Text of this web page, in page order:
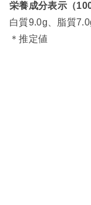
栄養成分表示（
白質9.0g、脂質
＊推定値